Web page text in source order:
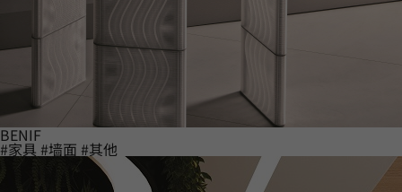
BENIF
#家具 #墙面 #其他